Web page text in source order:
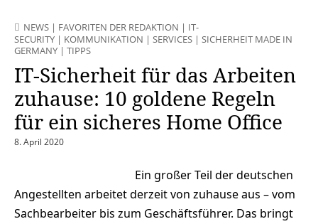
NEWS | FAVORITEN DER REDAKTION | IT-
SECURITY | KOMMUNIKATION | SERVICES | SICHERHEIT MADE IN
GERMANY | TIPPS
IT-Sicherheit für das Arbeiten
zuhause: 10 goldene Regeln
für ein sicheres Home Office
8. April 2020
Ein großer Teil der deutschen
Angestellten arbeitet derzeit von zuhause aus – vom
Sachbearbeiter bis zum Geschäftsführer. Das bringt